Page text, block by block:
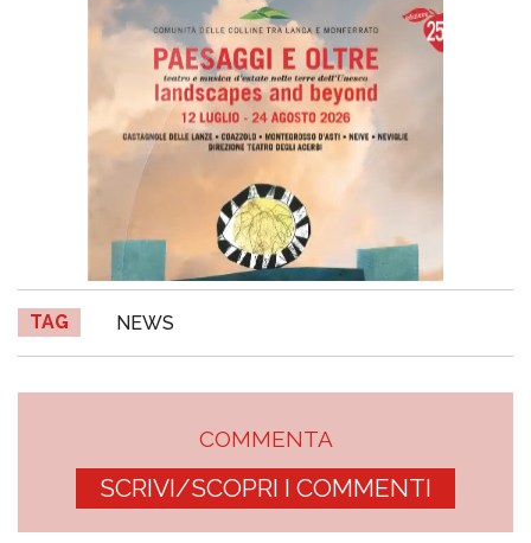
TAG NEWS
COMMENTA
SCRIVI/SCOPRI I COMMENTI